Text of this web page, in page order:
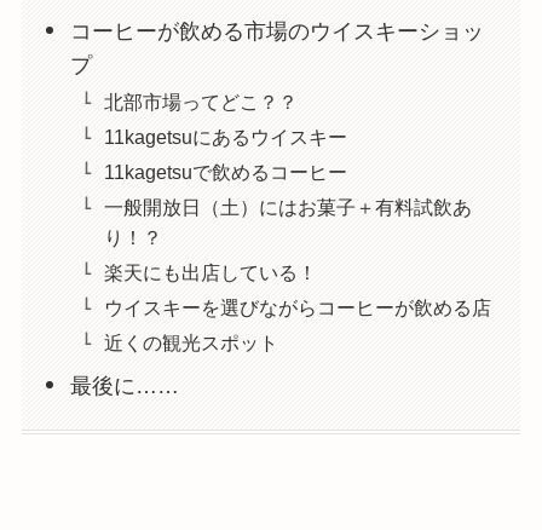
コーヒーが飲める市場のウイスキーショッ
プ
北部市場ってどこ？？
11kagetsuにあるウイスキー
11kagetsuで飲めるコーヒー
一般開放日（土）にはお菓子＋有料試飲あ
り！？
楽天にも出店している！
ウイスキーを選びながらコーヒーが飲める店
近くの観光スポット
最後に……